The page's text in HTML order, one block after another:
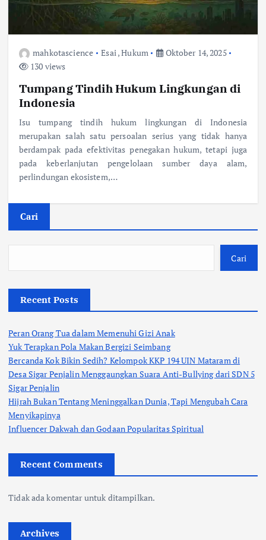
mahkotascience Esai,Hukum
Oktober 14, 2025
130 views
Tumpang Tindih Hukum Lingkungan di
Indonesia
Isu tumpang tindih hukum lingkungan di Indonesia
merupakan salah satu persoalan serius yang tidak hanya
berdampak pada efektivitas penegakan hukum, tetapi juga
pada keberlanjutan pengelolaan sumber daya alam,
perlindungan ekosistem,…
Cari
Cari
Recent Posts
Peran Orang Tua dalam Memenuhi Gizi Anak
Yuk Terapkan Pola Makan Bergizi Seimbang
Bercanda Kok Bikin Sedih? Kelompok KKP 194 UIN Mataram di
Desa Sigar Penjalin Menggaungkan Suara Anti-Bullying dari SDN 5
Sigar Penjalin
Hijrah Bukan Tentang Meninggalkan Dunia, Tapi Mengubah Cara
Menyikapinya
Influencer Dakwah dan Godaan Popularitas Spiritual
Recent Comments
Tidak ada komentar untuk ditampilkan.
Archives